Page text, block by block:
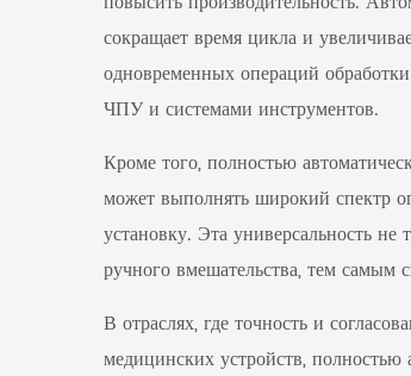
сокращает время цикла и
одновременных операций
ЧПУ и системами инструментов.
Кроме того, полностью
может выполнять широкий спектр
установку. Эта универсальность
ручного вмешательства, тем
В отраслях, где точность и
медицинских устройств,